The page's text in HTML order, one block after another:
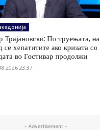
Трајановски: По труењата, на
се хепатитите ако кризата со
во Гостивар продолжи
23:37
- Advertisement -